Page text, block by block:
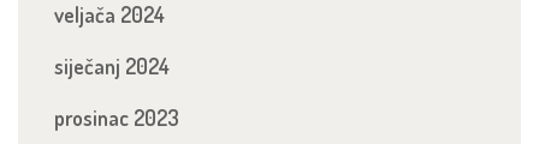
veljača 2024
siječanj 2024
prosinac 2023